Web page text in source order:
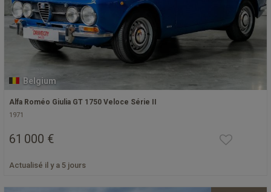
Belgium
Alfa Roméo Giulia GT 1750 Veloce Série II
1971
61 000 €
Actualisé il y a 5 jours